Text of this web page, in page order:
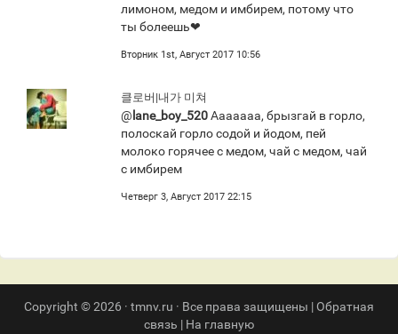
лимоном, медом и имбирем, потому что
ты болеешь❤
Вторник 1st, Август 2017 10:56
클로버|내가 미쳐
@ lane_boy_520Ааааааа, брызгай в горло,
полоскай горло содой и йодом, пей
молоко горячее с медом, чай с медом, чай
с имбирем
Четверг 3, Август 2017 22:15
Copyright © 2026 · tmnv.ru · Все права защищены |Обратная
связь | На главную